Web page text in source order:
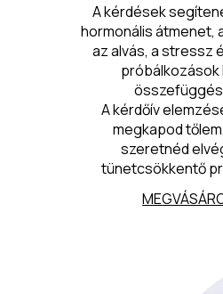
A kérdések
hormonális átmenet,
az alvás, a stressz
A kérdőív
megkapod
szeretnéd
tünetcsökkentő